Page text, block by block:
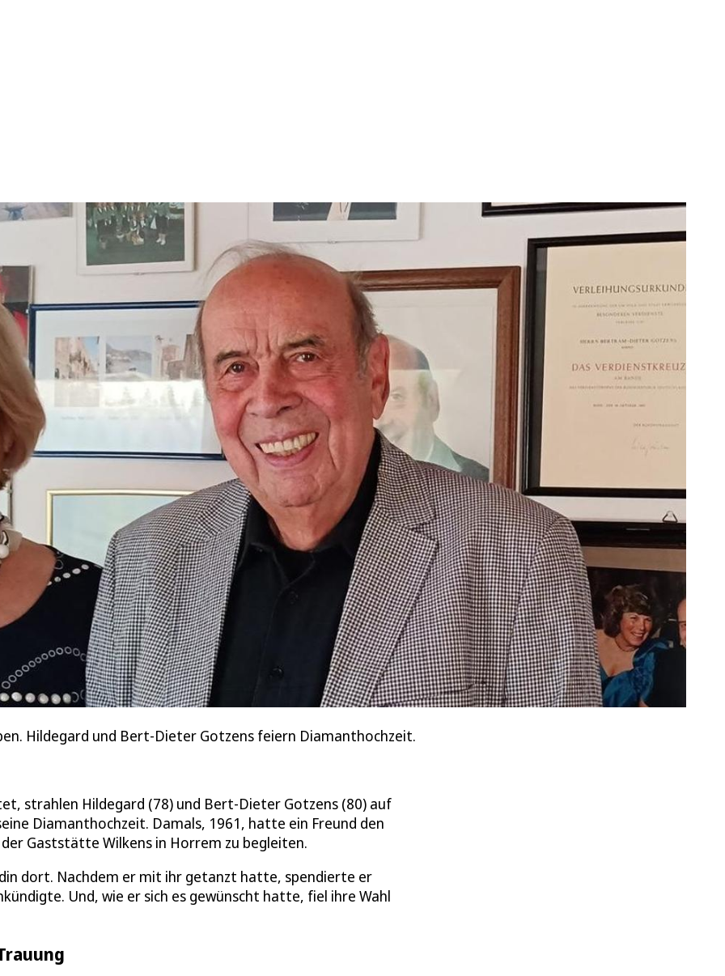
Hildegard und Bert-Dieter Gotzens feiern Diamanthochzeit.
strahlen Hildegard (78) und Bert-Dieter Gotzens (80) auf
Diamanthochzeit. Damals, 1961, hatte ein Freund den
Gaststätte Wilkens in Horrem zu begleiten.
dort. Nachdem er mit ihr getanzt hatte, spendierte er
Und, wie er sich es gewünscht hatte, fiel ihre Wahl